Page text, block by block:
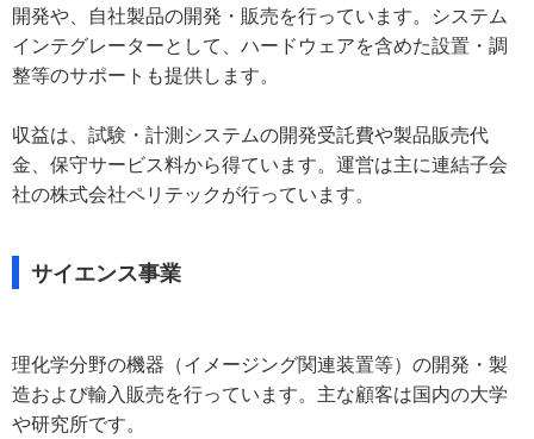
開発や、自社製品の開発・販売を行っています。システム
インテグレーターとして、ハードウェアを含めた設置・調
整等のサポートも提供します。
収益は、試験・計測システムの開発受託費や製品販売代
金、保守サービス料から得ています。運営は主に連結子会
社の株式会社ペリテックが行っています。
サイエンス事業
理化学分野の機器（イメージング関連装置等）の開発・製
造および輸入販売を行っています。主な顧客は国内の大学
や研究所です。